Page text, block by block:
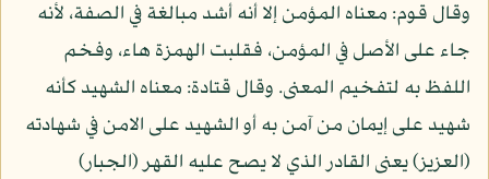
وقال قوم: معناه المؤمن إلا أنه أشد مبالغة في الصفة، لأنه
جاء على الأصل في المؤمن، فقلبت الهمزة هاء، وفخم
اللفظ به لتفخيم المعنى. وقال قتادة: معناه الشهيد كأنه
شهيد على إيمان من آمن به أو الشهيد على الامن في شهادته
(العزيز) يعنى القادر الذي لا يصح عليه القهر (الجبار)